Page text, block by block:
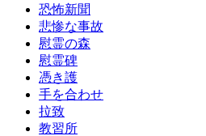
恐怖新聞
悲惨な事故
慰霊の森
慰霊碑
憑き護
手を合わせ
拉致
教習所